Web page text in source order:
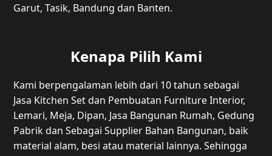
Garut, Tasik, Bandung dan Banten.
Kenapa Pilih Kami
Kami berpengalaman lebih dari 10 tahun sebagai
Jasa Kitchen Set dan Pembuatan Furniture Interior,
Lemari, Meja, Dipan, Jasa Bangunan Rumah, Gedung
Pabrik dan Sebagai Supplier Bahan Bangunan, baik
material alam, besi atau material lainnya. Sehingga